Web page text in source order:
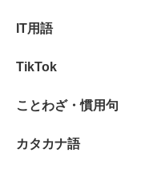
IT用語
TikTok
ことわざ・慣用句
カタカナ語